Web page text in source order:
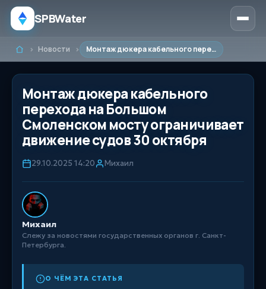
SPBWater
ГлавнаяНовости Монтаж дюкера кабельного перехода на Большом Смоленском мосту ограничивает движение судов 30 октября
Монтаж дюкера кабельного
перехода на Большом
Смоленском мосту ограничивает
движение судов 30 октября
29.10.2025 14:20 Михаил
Михаил
Слежу за новостями государственных органов г. Санкт-
Петербурга.
О ЧЁМ ЭТА СТАТЬЯ